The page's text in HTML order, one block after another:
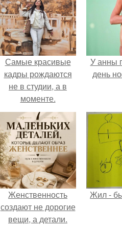
Самые красивые
кадры рождаются
не в студии, а в
моменте.
У анны
день
Женственность
создают не дорогие
вещи, а детали.
Жил -